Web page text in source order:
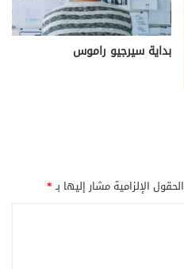
بداية سيرجيو راموس
الحقول الإلزامية مشار إليها بـ*